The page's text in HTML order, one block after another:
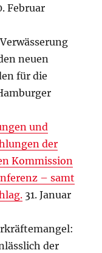
Februar
neuen
für die
und
der
Kommission
– samt
31. Januar
der